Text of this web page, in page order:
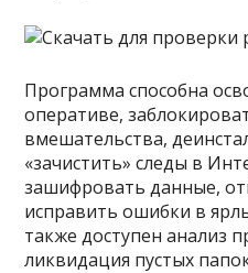
Программа способна
оперативе,
вмешательства,
«зачистить» следы в
зашифровать данные,
исправить ошибки в
также доступен анализ
ликвидация пустых